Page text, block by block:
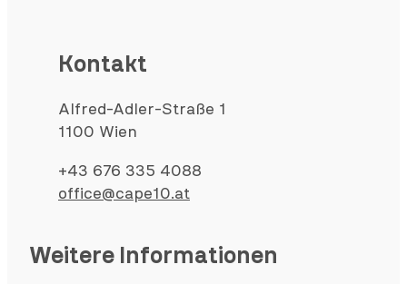
Kontakt
Alfred-Adler-Straße 1
1100 Wien
+43 676 335 4088
office@cape10.at
Weitere Informationen